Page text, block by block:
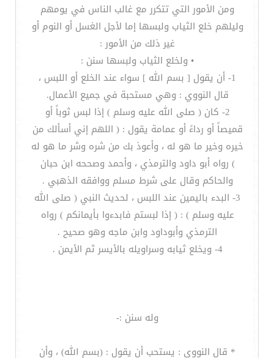
ومن الأمور التي تتكرر مع غالب الناس في يومهم
وليلهم خلع الثياب ولبسها إما لأجل الغسل أو النوم أو
غير ذلك من الأمور :
• ولخلع الثياب ولبسها سنن :
1- أن يقول [ بسم الله ] سواء عند الخلع أو اللبس ،
قال النووي : وهي مستحبة في جميع الأعمال.
2- كان ( صلى الله عليه وسلم ) إذا لبس ثوباً أو
قميصاً أو رداءً أو عمامة يقول : ( اللهم إني أسألك من
خيره وخير ما هو له ، وأعوذ بك من شره وشر ما هو له
) رواه أبو داود والترمذي ، وأحمد وصححه ابن حبان
والحاكم وقال على شرط مسلم ووافقه الذهبي .
3- البدء باليمين عند اللبس ، لحديث النبي ( صلى الله
عليه وسلم ) : ( إذا لبستم فابدءوا بأيمانكم ) رواه
الترمذي وأبوداود وابن ماجه وهو صحيح .
4- ويخلع ثيابه وسراويله بالأيسر ثم الأيمن .
وله سنن :-
* قال النووي : يستحب أن يقول : (بسم الله) ، وأن